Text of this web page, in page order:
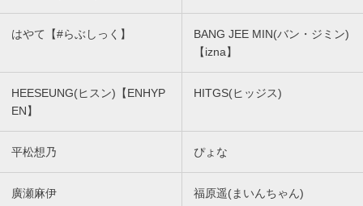
はやて【#らぶしっく】
BANG JEE MIN(バン・ジミン)
【izna】
HEESEUNG(ヒスン)【ENHYP
EN】
HITGS(ヒッジス)
平松想乃 ぴょな
廣瀬麻伊 福原遥(まいんちゃん)